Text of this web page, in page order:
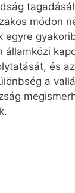
módon
és
a